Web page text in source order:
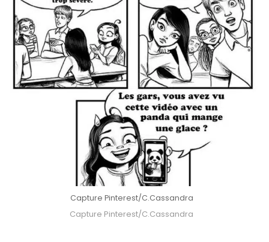
Capture Pinterest/C.Cassandra
Capture Pinterest/C.Cassandra